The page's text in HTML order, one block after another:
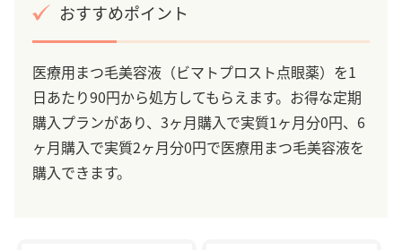
おすすめポイント
医療用まつ毛美容液（ビマトプロスト点眼薬）を1
日あたり90円から処方してもらえます。お得な定期
購入プランがあり、3ヶ月購入で実質1ヶ月分0円、6
ヶ月購入で実質2ヶ月分0円で医療用まつ毛美容液を
購入できます。